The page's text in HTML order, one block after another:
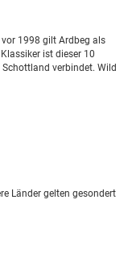
1998 gilt Ardbeg als
ist dieser 10
verbindet. Wild
Länder gelten gesondert